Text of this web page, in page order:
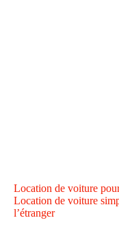
Location de voiture
Location de voiture
l’étranger